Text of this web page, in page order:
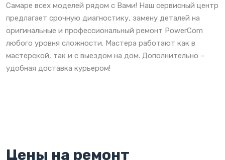
Самаре всех моделей рядом с Вами! Наш сервисный центр
предлагает срочную диагностику, замену деталей на
оригинальные и профессиональный ремонт PowerCom
любого уровня сложности. Мастера работают как в
мастерской, так и с выездом на дом. Дополнительно –
удобная доставка курьером!
Цены на ремонт